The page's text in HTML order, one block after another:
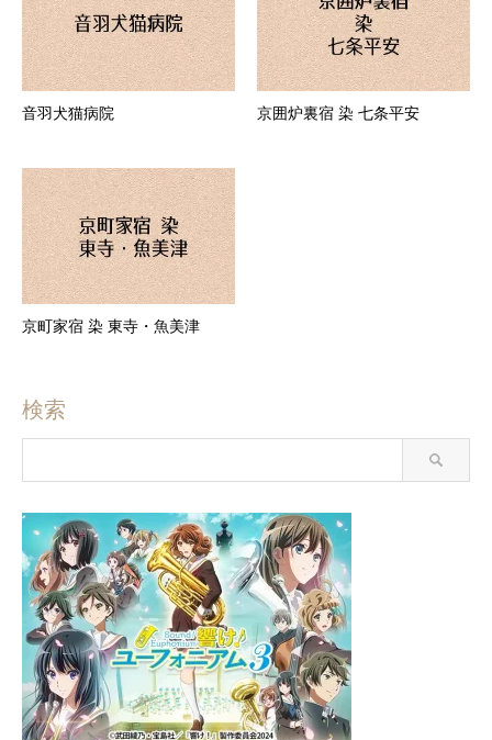
音羽犬猫病院 京囲炉裏宿 染 七条平安
京町家宿 染 東寺・魚美津
検索